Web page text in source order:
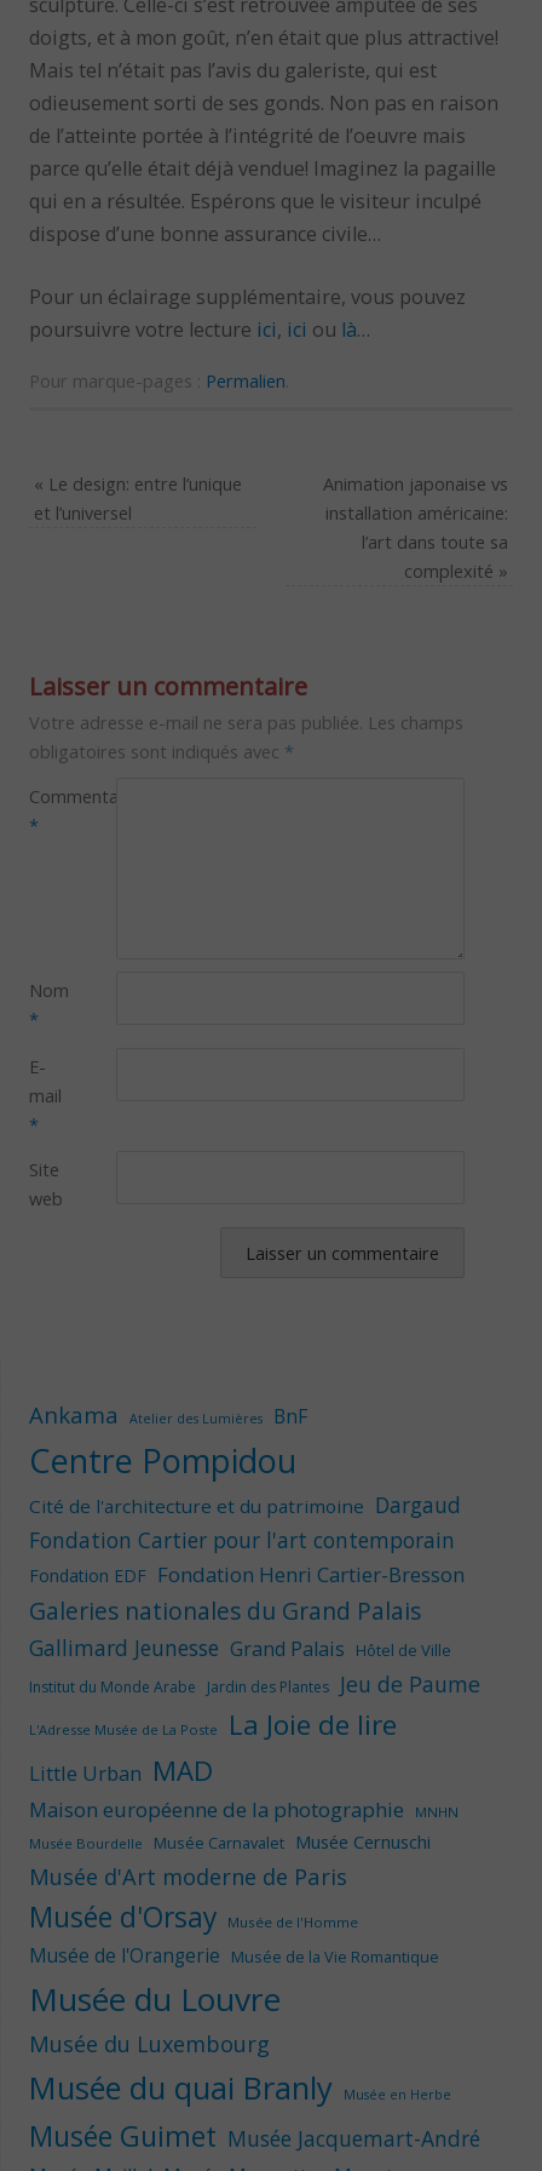
doigts, et à mon goût, n’en était que plus attractive!
Mais tel n’était pas l’avis du galeriste, qui est
odieusement sorti de ses gonds. Non pas en raison
de l’atteinte portée à l’intégrité de l’oeuvre mais
parce qu’elle était déjà vendue! Imaginez la pagaille
qui en a résultée. Espérons que le visiteur inculpé
dispose d’une bonne assurance civile…
Pour un éclairage supplémentaire, vous pouvez
poursuivre votre lecture ici, ici ou là…
Pour marque-pages : Permalien
« Le design: entre l’unique
et l’universel
Animation japonaise vs
installation américaine:
l’art dans toute sa
complexité »
Laisser un commentaire
Votre adresse e-mail ne sera pas publiée. Les champs
obligatoires sont indiqués avec *
Commentaire
*
Nom
*
E-
mail
*
Site
web
Ankama Atelier des Lumières BnF
Centre Pompidou
Cité de l'architecture et du patrimoine Dargaud
Fondation Cartier pour l'art contemporain
Fondation EDF Fondation Henri Cartier-Bresson
Galeries nationales du Grand Palais
Gallimard Jeunesse Grand Palais Hôtel de Ville
Institut du Monde Arabe Jardin des Plantes Jeu de Paume
L'Adresse Musée de La Poste La Joie de lire
Little Urban MAD
Maison européenne de la photographie
MNHN
Musée Bourdelle
Musée Carnavalet Musée Cernuschi
Musée d'Art moderne de Paris
Musée d'Orsay Musée de l'Homme
Musée de l'Orangerie Musée de la Vie Romantique
Musée du Louvre
Musée du Luxembourg
Musée du quai Branly Musée en Herbe
Musée Guimet Musée Jacquemart-André